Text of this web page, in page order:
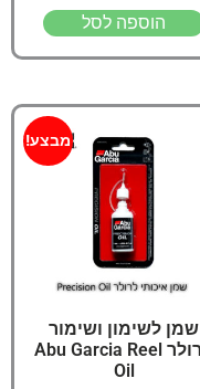
הוספה לסל
מבצע!
שמן לשימון ושימור
הרולר Abu Garcia Reel
Oil